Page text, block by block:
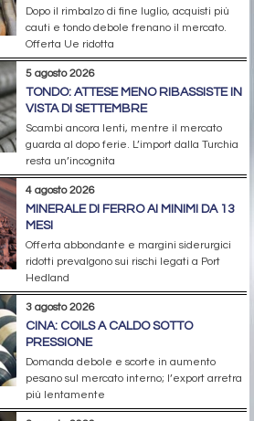
Dopo il rimbalzo di fine luglio, acquisti più
cauti e tondo debole frenano il mercato.
Offerta Ue ridotta
5 agosto 2026
TONDO: ATTESE MENO RIBASSISTE IN
VISTA DI SETTEMBRE
Scambi ancora lenti, mentre il mercato
guarda al dopo ferie. L’import dalla Turchia
resta un’incognita
4 agosto 2026
MINERALE DI FERRO AI MINIMI DA 13
MESI
Offerta abbondante e margini siderurgici
ridotti prevalgono sui rischi legati a Port
Hedland
3 agosto 2026
CINA: COILS A CALDO SOTTO
PRESSIONE
Domanda debole e scorte in aumento
pesano sul mercato interno; l’export arretra
più lentamente